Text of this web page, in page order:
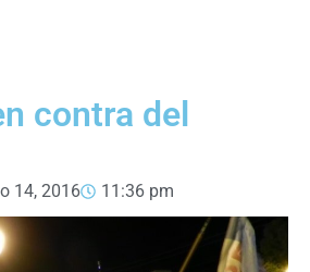
contra del
14, 2016 11:36 pm